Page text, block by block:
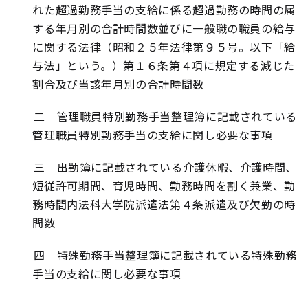
れた超過勤務手当の支給に係る超過勤務の時間の属
する年月別の合計時間数並びに一般職の職員の給与
に関する法律（昭和２５年法律第９５号。以下「給
与法」という。）第１６条第４項に規定する減じた
割合及び当該年月別の合計時間数
二 管理職員特別勤務手当整理簿に記載されている
管理職員特別勤務手当の支給に関し必要な事項
三 出勤簿に記載されている介護休暇、介護時間、
短従許可期間、育児時間、勤務時間を割く兼業、勤
務時間内法科大学院派遣法第４条派遣及び欠勤の時
間数
四 特殊勤務手当整理簿に記載されている特殊勤務
手当の支給に関し必要な事項